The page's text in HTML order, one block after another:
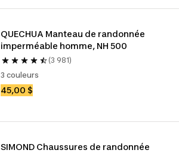
QUECHUA Manteau de randonnée
imperméable homme, NH 500
(3 981)
3 couleurs
45,00 $
SIMOND Chaussures de randonnée